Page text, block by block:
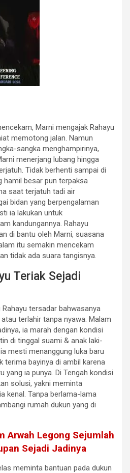
Marni mengajak Rahayu
memotong jalan. Namun
sangka menghampirinya,
menerjang lubang hingga
Tidak berhenti sampai di
hamil besar pun terpaksa
saat terjatuh tadi air
bidan yang berpengalaman
ia lakukan untuk
kandungannya. Rahayu
di bantu oleh Marni, suasana
itu semakin mencekam
tidak ada suara tangisnya.
Teriak Sejadi
tersadar bahwasanya
terlahir tanpa nyawa. Malam
ia marah dengan kondisi
di tinggal suami & anak laki-
mesti menanggung luka baru
terima bayinya di ambil karena
yang ia punya. Di Tengah kondisi
solusi, yakni meminta
kenal. Tanpa berlama-lama
rumah dukun yang di
Arwah Legong Sejumlah
Sejadi Jadinya
meminta bantuan pada dukun